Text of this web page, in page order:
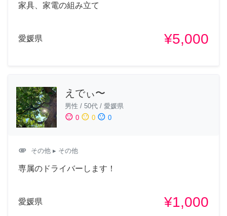
家具、家電の組み立て
愛媛県 ¥5,000
えでぃ〜
男性 / 50代 / 愛媛県
sentiment_satisfied 0 sentiment_neutral 0 sentiment_dissatisfied 0
attachment その他 ▸ その他
専属のドライバーします！
愛媛県 ¥1,000